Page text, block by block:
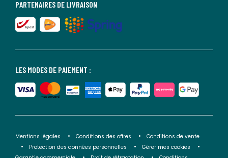
LES MODES DE PAIEMENT :
PARTENAIRES DE LIVRAISON
Mentions légales Conditions des offres
Conditions de vente
Protection des données personnelles
Gérer mes cookies